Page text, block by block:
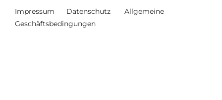
Impressum Datenschutz
Allgemeine
Geschäftsbedingungen